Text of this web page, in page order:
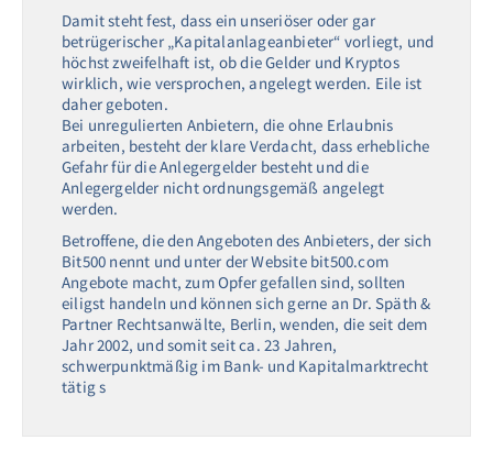
Damit steht fest, dass ein unseriöser oder gar
betrügerischer „Kapitalanlageanbieter“ vorliegt, und
höchst zweifelhaft ist, ob die Gelder und Kryptos
wirklich, wie versprochen, angelegt werden. Eile ist
daher geboten.
Bei unregulierten Anbietern, die ohne Erlaubnis
arbeiten, besteht der klare Verdacht, dass erhebliche
Gefahr für die Anlegergelder besteht und die
Anlegergelder nicht ordnungsgemäß angelegt
werden.
Betroffene, die den Angeboten des Anbieters, der sich
Bit500 nennt und unter der Website bit500.com
Angebote macht, zum Opfer gefallen sind, sollten
eiligst handeln und können sich gerne an Dr. Späth &
Partner Rechtsanwälte, Berlin, wenden, die seit dem
Jahr 2002, und somit seit ca. 23 Jahren,
schwerpunktmäßig im Bank- und Kapitalmarktrecht
tätig s